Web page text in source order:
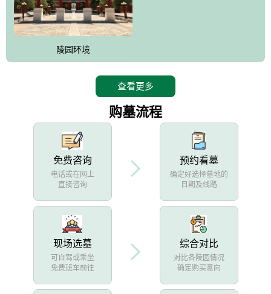
陵园环境
查看更多
购墓流程
免费咨询
电话或在网上
直接咨询
预约看墓
确定好选择墓地的
日期及线路
现场选墓
可自驾或乘坐
免费班车前往
综合对比
对比各陵园情况
确定购买意向